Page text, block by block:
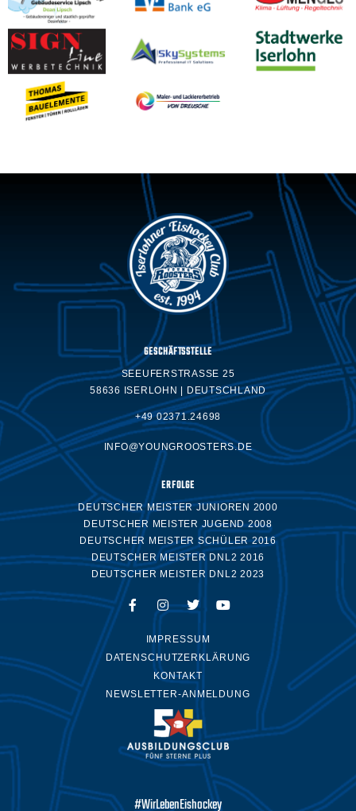
GESCHÄFTSSTELLE
SEEUFERSTRASSE 25
58636 ISERLOHN | DEUTSCHLAND
+49 02371.24698
INFO@YOUNGROOSTERS.DE
ERFOLGE
DEUTSCHER MEISTER JUNIOREN 2000
DEUTSCHER MEISTER JUGEND 2008
DEUTSCHER MEISTER SCHÜLER 2016
DEUTSCHER MEISTER DNL2 2016
DEUTSCHER MEISTER DNL2 2023
IMPRESSUM
DATENSCHUTZERKLÄRUNG
KONTAKT
NEWSLETTER-ANMELDUNG
#WirLebenEishockey